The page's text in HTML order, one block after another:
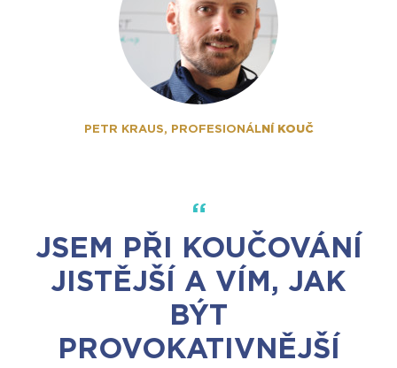
PETR KRAUS, PROFESIONÁLNÍ KOUČ
JSEM PŘI KOUČOVÁNÍ
JISTĚJŠÍ A VÍM, JAK
BÝT
PROVOKATIVNĚJŠÍ